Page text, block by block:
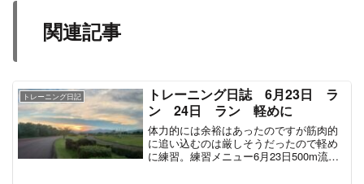
関連記事
トレーニング日記
トレーニング日誌 6月23日 ラ
ン 24日 ラン 軽めに
体力的には余裕はあったのですが筋肉的
に追い込むのは厳しそうだったので軽め
に練習。練習メニュー6月23日500m流